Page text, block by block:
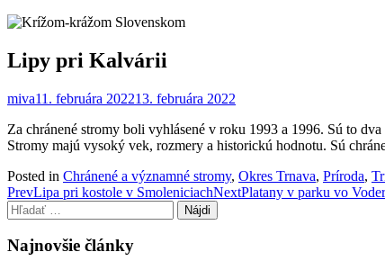
Lipy pri Kalvárii
miva11. februára 202213. februára 2022
Za chránené stromy boli vyhlásené v roku 1993 a 1996. Sú to
Stromy majú vysoký vek, rozmery a historickú hodnotu. Sú
Posted in Chránené a významné stromy, Okres Trnava, Príroda,
Post
navigation
PrevLipa pri kostole v SmoleniciachNextPlatany v parku vo
Hľadať:
Najnovšie články